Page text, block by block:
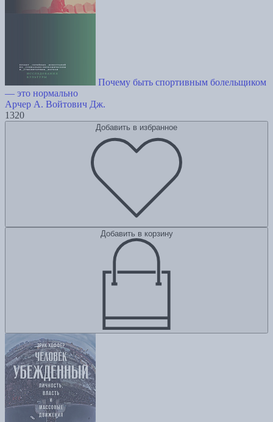
Почему быть спортивным болельщиком
— это нормально
Арчер А. Войтович Дж.
1320
Добавить в избранное
Добавить в корзину